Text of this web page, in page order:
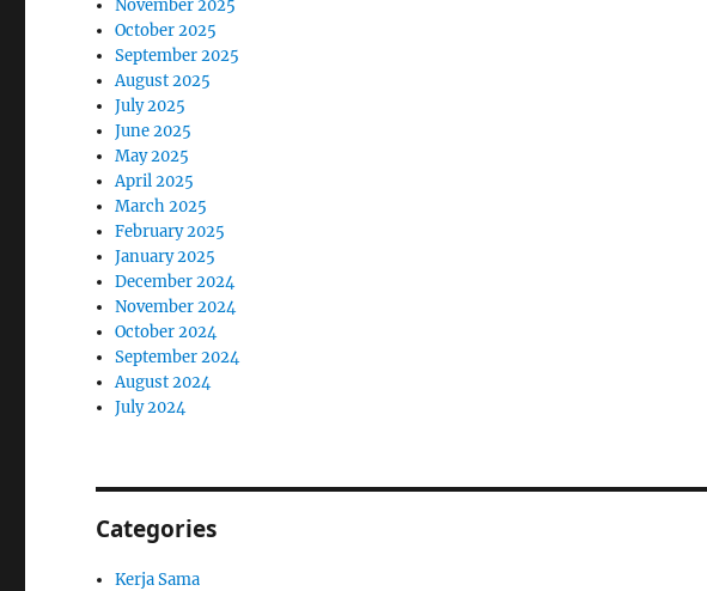
November 2025
October 2025
September 2025
August 2025
July 2025
June 2025
May 2025
April 2025
March 2025
February 2025
January 2025
December 2024
November 2024
October 2024
September 2024
August 2024
July 2024
Categories
Kerja Sama